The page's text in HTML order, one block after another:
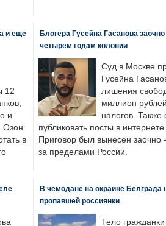
и еще
12
и
Озон
в
Блогера Гусейна Гасанова заочно
четырем годам колонии
Суд в Москве
Гусейна
лишения
миллион
налогов.
публиковать посты в
Приговор был вынесен заочно
за пределами России.
В чемодане на окраине Белграда
пропавшей россиянки
Тело